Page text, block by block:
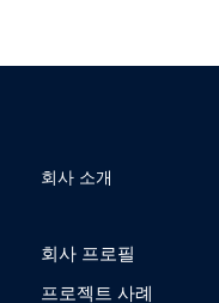
회사 소개
회사 프로필
프로젝트 사례